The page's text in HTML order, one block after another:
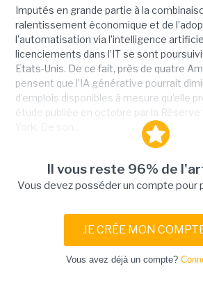
Imputés en grande partie à la
ralentissement économique et de
l’automatisation via l’intelligence
licenciements dans l’IT se sont
Etats-Unis. De ce fait, près de quatre
pensent que l’IA générative pourrait
d’emplois disponibles à mesure qu’elle
étude publiée en octobre par la
Il vous reste 96% de
Vous devez posséder un compte pour
JE CRÉE MON
Vous avez déjà un compte?